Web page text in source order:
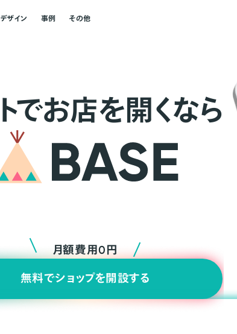
デザイン 事例 その他
トでお店を開くなら
月額費用0円
無料でショップを開設する